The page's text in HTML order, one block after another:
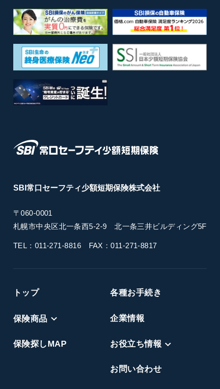
SBI常口セーフティ少額短期保険株式会社
〒060-0001
札幌市中央区北一条西5-2-9北一条三井ビルディング5F
TEL：011-271-8816 FAX：011-271-8817
トップ
保険商品
保険探しMAP
各種お手続き
企業情報
お役立ち情報
お問い合わせ